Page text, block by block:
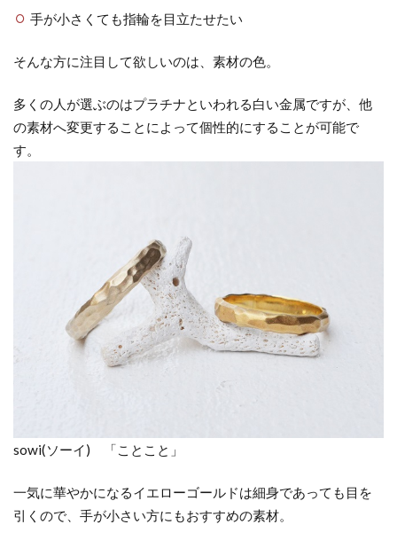
手が小さくても指輪を目立たせたい
そんな方に注目して欲しいのは、素材の色。
多くの人が選ぶのはプラチナといわれる白い金属ですが、他
の素材へ変更することによって個性的にすることが可能で
す。
sowi(ソーイ) 「ことこと」
一気に華やかになるイエローゴールドは細身であっても目を
引くので、手が小さい方にもおすすめの素材。